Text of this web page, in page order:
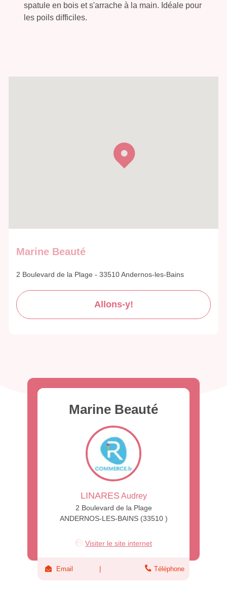
spatule en bois et s'arrache à la main. Idéale pour
les poils difficiles.
Marine Beauté
2 Boulevard de la Plage - 33510 Andernos-les-Bains
Allons-y!
Marine Beauté
LINARES Audrey
2 Boulevard de la Plage
ANDERNOS-LES-BAINS (33510 )
Visiter le site internet
Email Téléphone